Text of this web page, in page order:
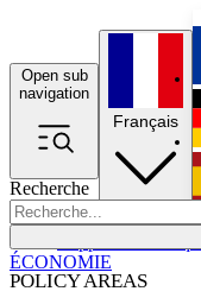
Open sub
navigation
Recherche
POLICY AREAS
Français
ÉCONOMIE